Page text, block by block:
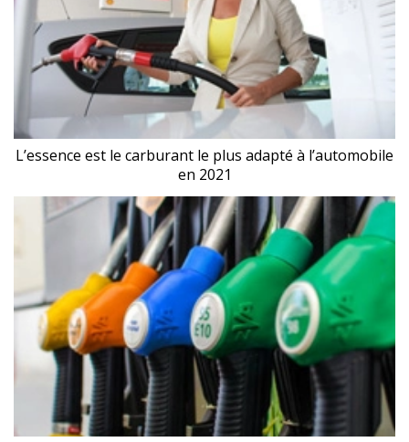
L’essence est le carburant le plus adapté à l’automobile
en 2021